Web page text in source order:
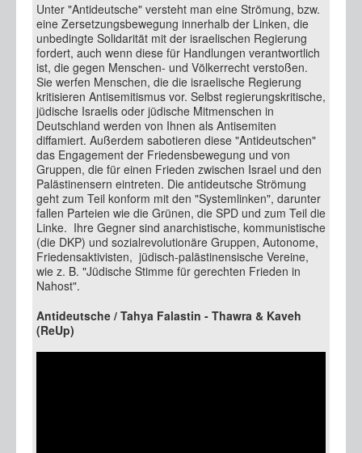
Unter "Antideutsche" versteht man eine Strömung, bzw.
eine Zersetzungsbewegung innerhalb der Linken, die
unbedingte Solidarität mit der israelischen Regierung
fordert, auch wenn diese für Handlungen verantwortlich
ist, die gegen Menschen- und Völkerrecht verstoßen.
Sie werfen Menschen, die die israelische Regierung
kritisieren Antisemitismus vor. Selbst regierungskritische,
jüdische Israelis oder jüdische Mitmenschen in
Deutschland werden von Ihnen als Antisemiten
diffamiert. Außerdem sabotieren diese "Antideutschen"
das Engagement der Friedensbewegung und von
Gruppen, die für einen Frieden zwischen Israel und den
Palästinensern eintreten. Die antideutsche Strömung
geht zum Teil konform mit den "Systemlinken", darunter
fallen Parteien wie die Grünen, die SPD und zum Teil die
Linke. Ihre Gegner sind anarchistische, kommunistische
(die DKP) und sozialrevolutionäre Gruppen, Autonome,
Friedensaktivisten, jüdisch-palästinensische Vereine,
wie z. B. "Jüdische Stimme für gerechten Frieden in
Nahost".
Antideutsche / Tahya Falastin - Thawra & Kaveh
(ReUp)